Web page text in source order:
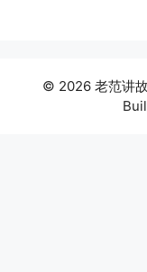
© 2026 老范讲